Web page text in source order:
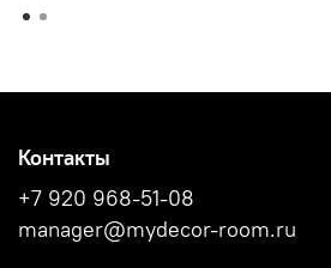
Контакты
+7 920 968-51-08
manager@mydecor-room.ru